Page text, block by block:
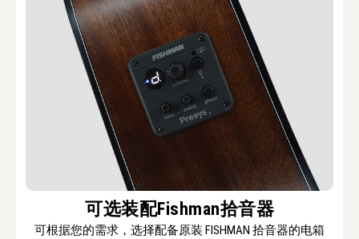
可选装配Fishman拾音器
可根据您的需求，选择配备原装 FISHMAN 拾音器的电箱